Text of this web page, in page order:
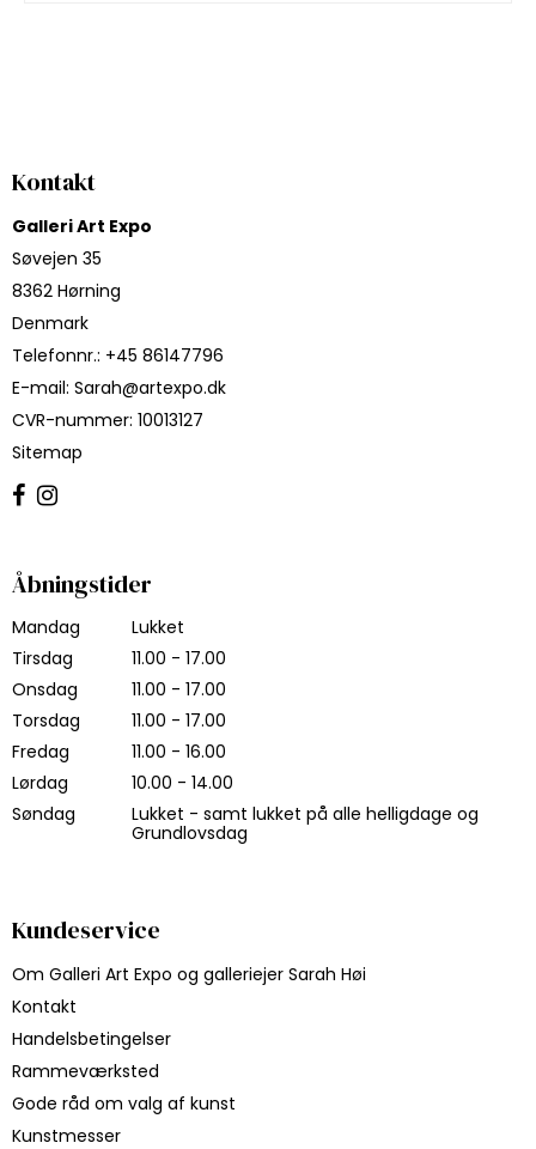
Kontakt
Galleri Art Expo
Søvejen 35
8362 Hørning
Denmark
Telefonnr.: +45 86147796
E-mail: Sarah@artexpo.dk
CVR-nummer: 10013127
Sitemap
Åbningstider
Mandag
Lukket
Tirsdag
11.00 - 17.00
Onsdag
11.00 - 17.00
Torsdag
11.00 - 17.00
Fredag
11.00 - 16.00
Lørdag
10.00 - 14.00
Søndag
Lukket - samt lukket på alle helligdage og
Grundlovsdag
Kundeservice
Om Galleri Art Expo og galleriejer Sarah Høi
Kontakt
Handelsbetingelser
Rammeværksted
Gode råd om valg af kunst
Kunstmesser